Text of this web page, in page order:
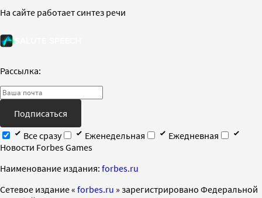
На сайте работает синтез речи
Рассылка:
Подписаться
Все сразу
Еженедельная
Ежедневная
Новости Forbes Games
Наименование издания: forbes.ru
Cетевое издание « forbes.ru » зарегистрировано Федеральной